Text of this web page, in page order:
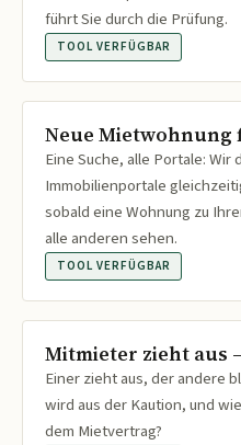
führt Sie durch die Prüfung.
TOOL VERFÜGBAR
Neue Mietwohnung
Eine Suche, alle Portale:
Immobilienportale
sobald eine Wohnung zu
alle anderen sehen.
TOOL VERFÜGBAR
Mitmieter zieht aus
Einer zieht aus, der andere
wird aus der Kaution, und
dem Mietvertrag?